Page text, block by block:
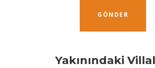
GÖNDER
Yakınındaki